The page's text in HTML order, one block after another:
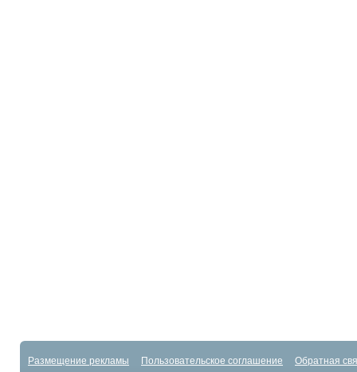
Размещение рекламы Пользовательское соглашение Обратная